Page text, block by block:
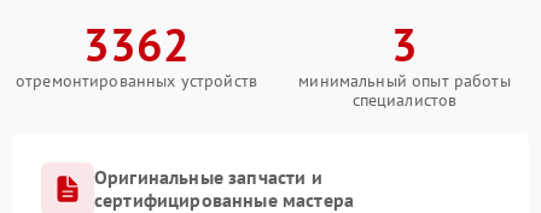
3362
отремонтированных устройств
3
минимальный опыт работы
специалистов
Оригинальные запчасти и
сертифицированные мастера